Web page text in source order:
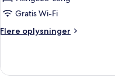
Gratis Wi-Fi
Flere oplysninger
Flere